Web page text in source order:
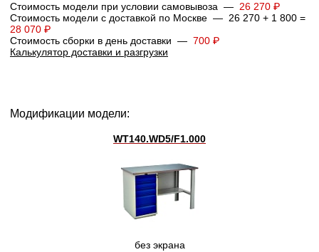
Стоимость модели при условии самовывоза — 26 270 ₽
Стоимость модели с доставкой по Москве — 26 270 + 1 800 =
28 070 ₽
Стоимость сборки в день доставки — 700 ₽
Калькулятор доставки и разгрузки
Модификации модели:
WT140.WD5/F1.000
без экрана